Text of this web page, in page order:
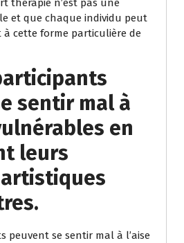
thérapie n’est pas une
et que chaque individu peut
à cette forme particulière de
sentir mal à
en
leurs
peuvent se sentir mal à l’aise